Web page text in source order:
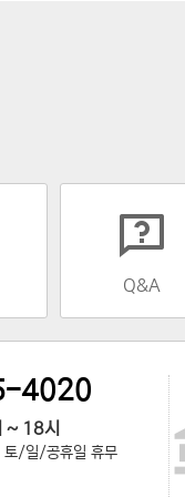
Q&A
4020
~ 18시
토/일/공휴일 휴무